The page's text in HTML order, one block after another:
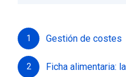
1 Gestión de costes
2 Ficha alimentaria: